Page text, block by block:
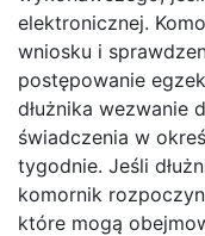
elektronicznej.
wniosku i
postępowanie
dłużnika wezwanie
świadczenia w
tygodnie. Jeśli
komornik
które mogą